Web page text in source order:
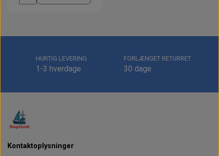
HURTIG LEVERING
1-3 hverdage
FORLÆNGET RETURRET
30 dage
Kontaktoplysninger